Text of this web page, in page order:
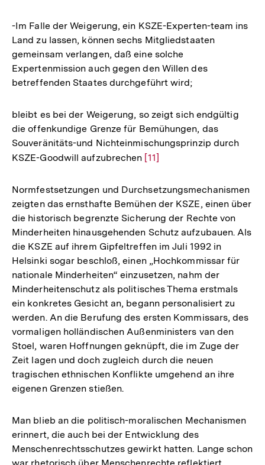
-Im Falle der Weigerung, ein KSZE-Experten-team ins
Land zu lassen, können sechs Mitgliedstaaten
gemeinsam verlangen, daß eine solche
Expertenmission auch gegen den Willen des
betreffenden Staates durchgeführt wird;
bleibt es bei der Weigerung, so zeigt sich endgültig
die offenkundige Grenze für Bemühungen, das
Souveränitäts-und Nichteinmischungsprinzip durch
KSZE-Goodwill aufzubrechen Zur
der
Fußnote
[11]
Normfestsetzungen und Durchsetzungsmechanismen
zeigten das ernsthafte Bemühen der KSZE, einen über
die historisch begrenzte Sicherung der Rechte von
Minderheiten hinausgehenden Schutz aufzubauen. Als
die KSZE auf ihrem Gipfeltreffen im Juli 1992 in
Helsinki sogar beschloß, einen „Hochkommissar für
nationale Minderheiten“ einzusetzen, nahm der
Minderheitenschutz als politisches Thema erstmals
ein konkretes Gesicht an, begann personalisiert zu
werden. An die Berufung des ersten Kommissars, des
vormaligen holländischen Außenministers van den
Stoel, waren Hoffnungen geknüpft, die im Zuge der
Zeit lagen und doch zugleich durch die neuen
tragischen ethnischen Konflikte umgehend an ihre
eigenen Grenzen stießen.
Man blieb an die politisch-moralischen Mechanismen
erinnert, die auch bei der Entwicklung des
Menschenrechtsschutzes gewirkt hatten. Lange schon
war rhetorisch über Menschenrechte reflektiert
Zum